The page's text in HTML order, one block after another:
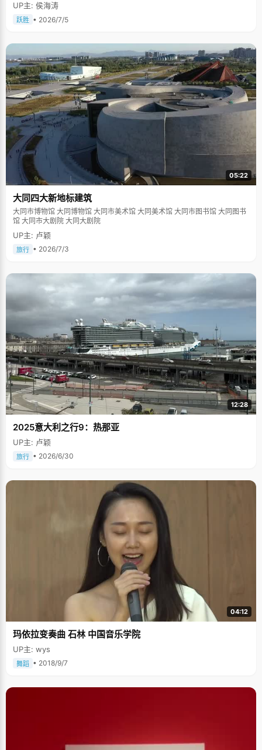
UP主: 侯海涛
跃胜 • 2026/7/5
05:22
大同四大新地标建筑
大同市博物馆 大同博物馆 大同市美术馆 大同美术馆 大同市图书馆 大同图书
馆 大同市大剧院 大同大剧院
UP主: 卢颖
旅行 • 2026/7/3
12:28
2025意大利之行9：热那亚
UP主: 卢颖
旅行 • 2026/6/30
04:12
玛依拉变奏曲 石林 中国音乐学院
UP主: wys
舞蹈 • 2018/9/7